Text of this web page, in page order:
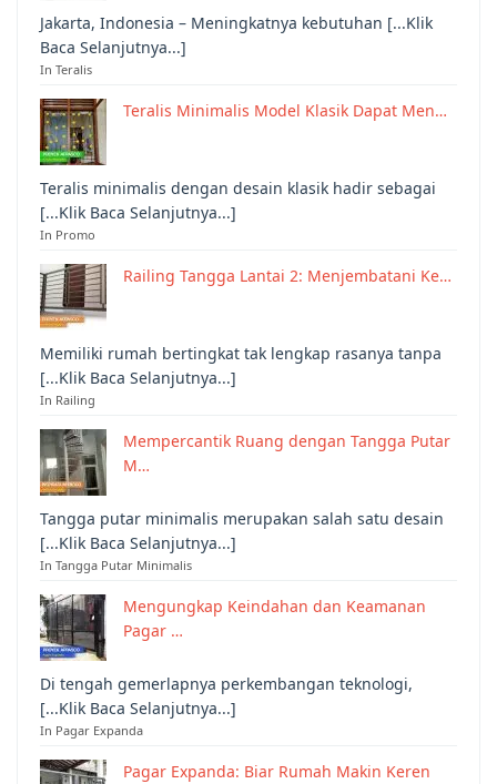
Jakarta, Indonesia – Meningkatnya kebutuhan [...Klik
Baca Selanjutnya...]
In Teralis
Teralis Minimalis Model Klasik Dapat Men…
Teralis minimalis dengan desain klasik hadir sebagai
[...Klik Baca Selanjutnya...]
In Promo
Railing Tangga Lantai 2: Menjembatani Ke…
Memiliki rumah bertingkat tak lengkap rasanya tanpa
[...Klik Baca Selanjutnya...]
In Railing
Mempercantik Ruang dengan Tangga Putar
M…
Tangga putar minimalis merupakan salah satu desain
[...Klik Baca Selanjutnya...]
In Tangga Putar Minimalis
Mengungkap Keindahan dan Keamanan
Pagar …
Di tengah gemerlapnya perkembangan teknologi,
[...Klik Baca Selanjutnya...]
In Pagar Expanda
Pagar Expanda: Biar Rumah Makin Keren